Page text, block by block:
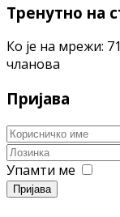
Тренутно на
Ко је на мрежи:
чланова
Пријава
Упамти ме
Пријава